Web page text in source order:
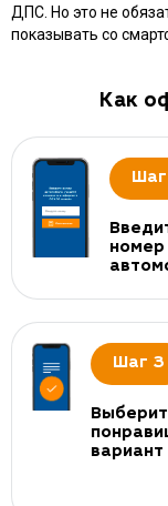
ДПС. Но это не
показывать со
Как
Шаг
номер
Шаг 3
вариант